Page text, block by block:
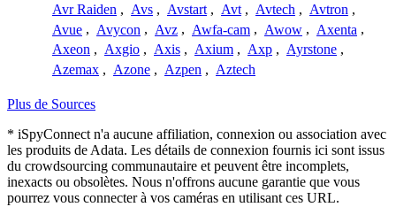
Avr Raiden , Avs , Avstart , Avt , Avtech , Avtron ,
Avue , Avycon , Avz , Awfa-cam , Awow , Axenta ,
Axeon , Axgio , Axis , Axium , Axp , Ayrstone ,
Azemax , Azone , Azpen , Aztech
Plus de Sources
* iSpyConnect n'a aucune affiliation, connexion ou association avec
les produits de Adata. Les détails de connexion fournis ici sont issus
du crowdsourcing communautaire et peuvent être incomplets,
inexacts ou obsolètes. Nous n'offrons aucune garantie que vous
pourrez vous connecter à vos caméras en utilisant ces URL.